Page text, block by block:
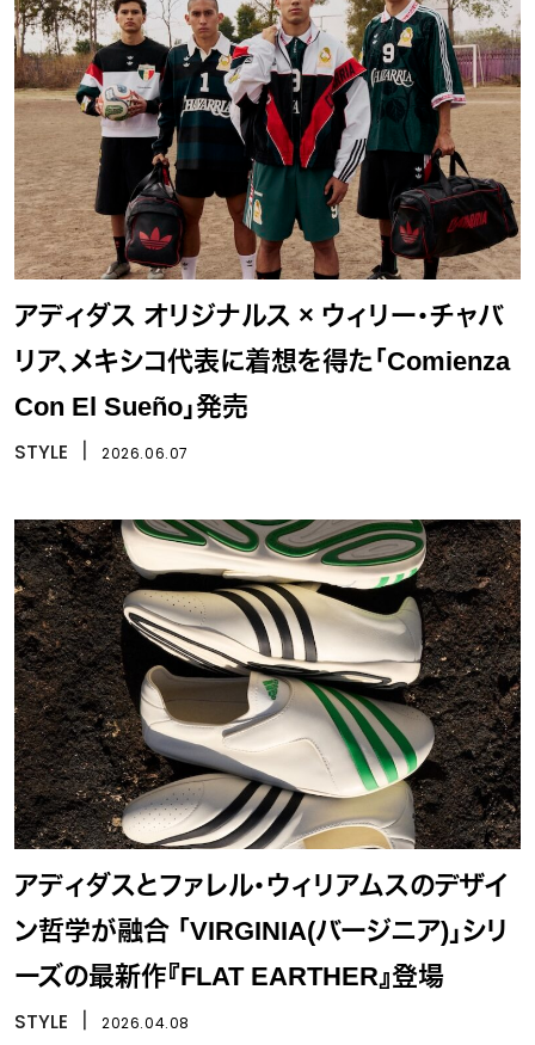
アディダス オリジナルス × ウィリー・チャバ
リア、メキシコ代表に着想を得た「Comienza
Con El Sueño」発売
STYLE 2026.06.07
アディダスとファレル・ウィリアムスのデザイ
ン哲学が融合 「VIRGINIA(バージニア)」シリ
ーズの最新作『FLAT EARTHER』登場
STYLE 2026.04.08